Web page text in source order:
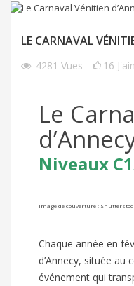
LE CARNAVAL
4281 Vues 16
Le
Niveaux
Image de couverture :
Chaque année en
d’Annecy, située au
événement qui